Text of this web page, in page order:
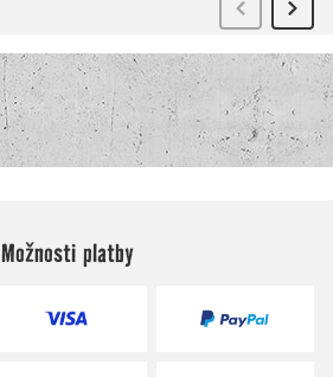
Možnosti platby